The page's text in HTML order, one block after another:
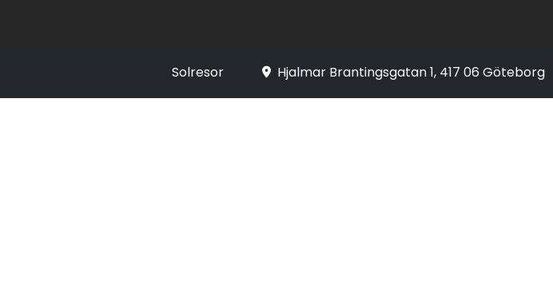
Solresor Hjalmar Brantingsgatan 1, 417 06 Göteborg